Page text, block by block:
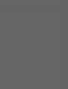
sind.